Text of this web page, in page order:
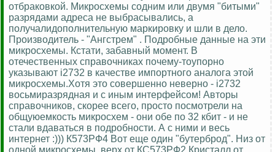
отбраковкой. Микросхемы содним или двумя "битыми"
разрядами адреса не выбрасывались, а
получалидополнительную маркировку и шли в дело.
Производитель - "Ангстрем" . Подробные данные на эти
микросхемы. Кстати, забавный момент. В
отечественных справочниках почему-тоупорно
указывают i2732 в качестве импортного аналога этой
микросхемы.Хотя это совершенно неверно - i2732
восьмиразрядная и с иным интерфейсом! Авторы
справочников, скорее всего, просто посмотрели на
общуюемкость микросхем - они обе по 32 кбит - и не
стали вдаваться в подробности. А с ними и весь
интернет :))) К573РФ4 Вот еще один "бутерброд". Низ от